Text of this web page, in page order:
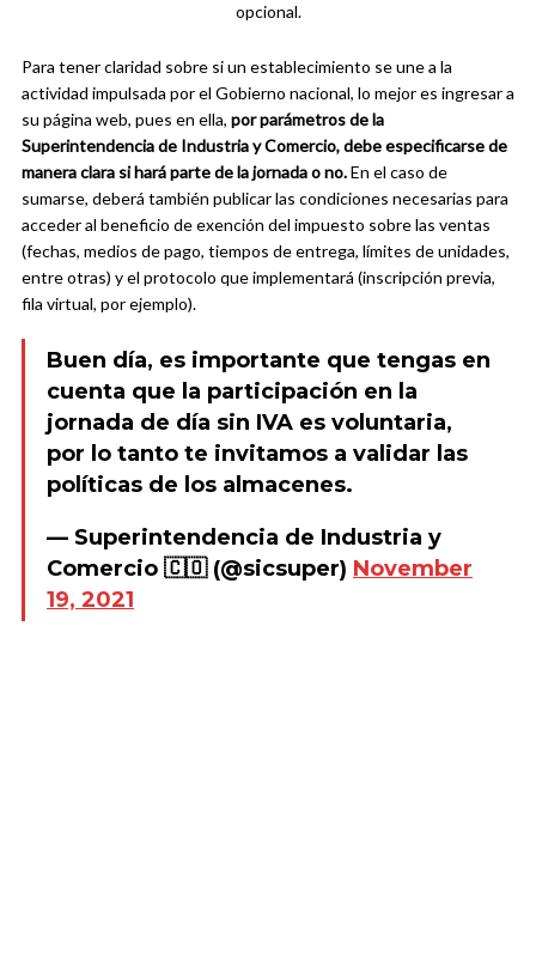
opcional.
Para tener claridad sobre si un establecimiento se une a la
actividad impulsada por el Gobierno nacional, lo mejor es ingresar a
su página web, pues en ella, por parámetros de la
Superintendencia de Industria y Comercio, debe especificarse de
manera clara si hará parte de la jornada o no.En el caso de
sumarse, deberá también publicar las condiciones necesarias para
acceder al beneficio de exención del impuesto sobre las ventas
(fechas, medios de pago, tiempos de entrega, límites de unidades,
entre otras) y el protocolo que implementará (inscripción previa,
fila virtual, por ejemplo).
Buen día, es importante que tengas en
cuenta que la participación en la
jornada de día sin IVA es voluntaria,
por lo tanto te invitamos a validar las
políticas de los almacenes.
— Superintendencia de Industria y
Comercio 🇨🇴 (@sicsuper) November
19, 2021